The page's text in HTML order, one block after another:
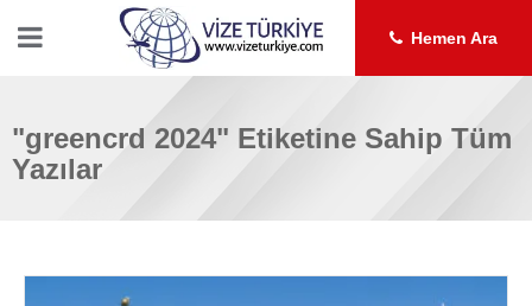
Hemen Ara
"greencrd 2024" Etiketine Sahip Tüm
Yazılar